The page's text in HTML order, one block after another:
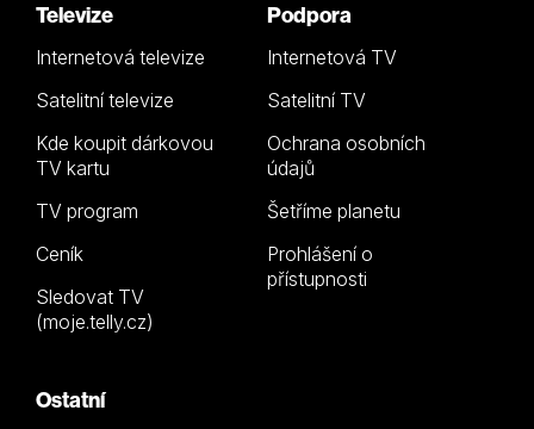
Televize
Internetová televize
Satelitní televize
Kde koupit dárkovou
TV kartu
TV program
Ceník
Sledovat TV
(moje.telly.cz)
Podpora
Internetová TV
Satelitní TV
Ochrana osobních
údajů
Šetříme planetu
Prohlášení o
přístupnosti
Ostatní